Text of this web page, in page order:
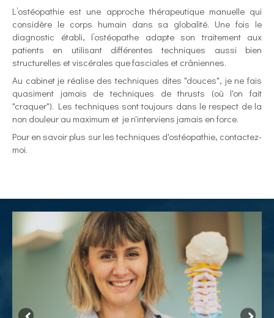
L’ostéopathie est une approche thérapeutique manuelle qui
considère le corps humain dans sa globalité. Une fois le
diagnostic établi, l’ostéopathe adapte son traitement aux
patients en utilisant différentes techniques aussi bien
structurelles et viscérales que fasciales et crâniennes.
Au cabinet je réalise des techniques dites "douces", je ne fais
quasiment jamais de techniques de thrusts (où l'on fait
"craquer"). Les techniques sont toujours dans le respect de la
non douleur au maximum et je n'interviens jamais en force.
Pour en savoir plus sur les techniques d'ostéopathie, contactez-
moi.